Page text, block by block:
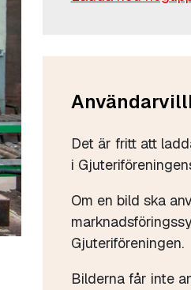
Det är fritt att
i
Om en bild ska
Gjuteriföreningen.
Bilderna får inte